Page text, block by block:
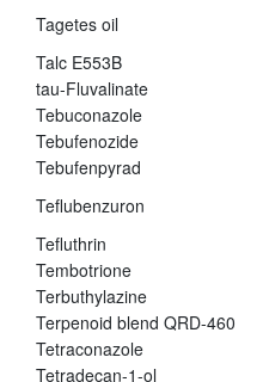
Tagetes oil
Talc E553B
tau-Fluvalinate
Tebuconazole
Tebufenozide
Tebufenpyrad
Teflubenzuron
Tefluthrin
Tembotrione
Terbuthylazine
Terpenoid blend QRD-460
Tetraconazole
Tetradecan-1-ol